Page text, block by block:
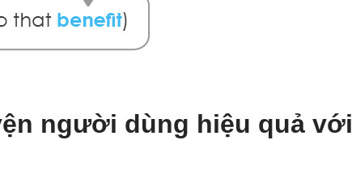
người dùng hiệu quả với